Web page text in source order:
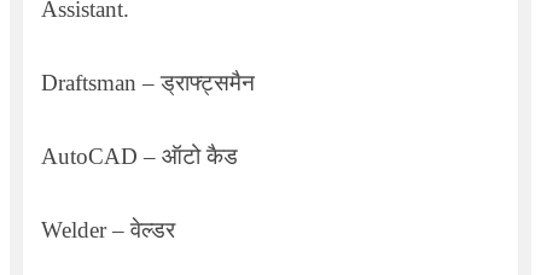
Assistant.
Draftsman –ड्राफ्ट्समैन
AutoCAD – ऑटो कैड
Welder –वेल्डर